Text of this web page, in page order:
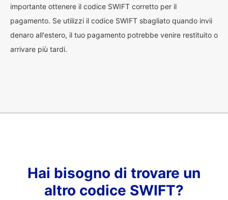
importante ottenere il codice SWIFT corretto per il
pagamento. Se utilizzi il codice SWIFT sbagliato quando invii
denaro all'estero, il tuo pagamento potrebbe venire restituito o
arrivare più tardi.
Hai bisogno di trovare un
altro codice SWIFT?